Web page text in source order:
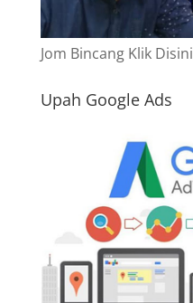
Jom Bincang Klik Disini
Upah Google Ads